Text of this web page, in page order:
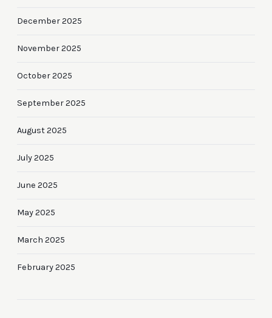
December 2025
November 2025
October 2025
September 2025
August 2025
July 2025
June 2025
May 2025
March 2025
February 2025